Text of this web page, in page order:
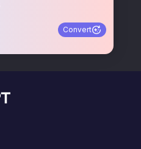
Convert